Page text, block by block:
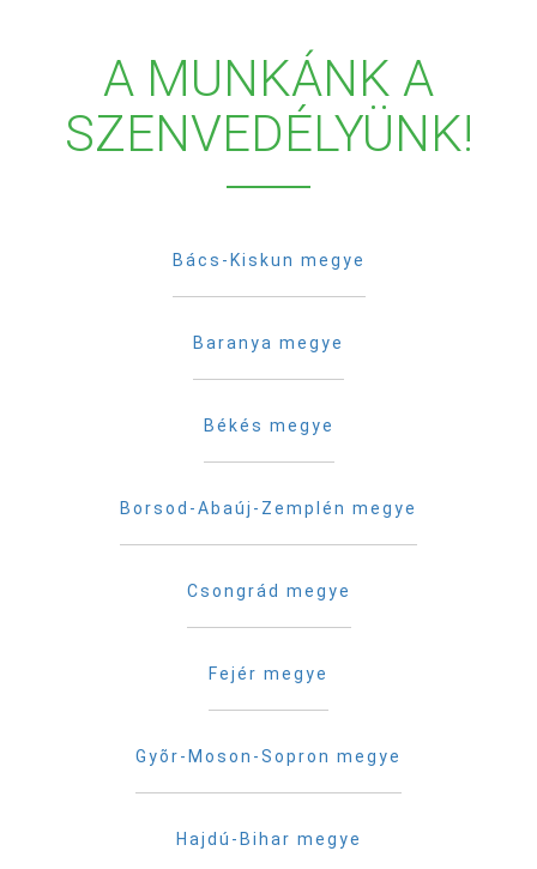
A MUNKÁNK A
SZENVEDÉLYÜNK!
Bács-Kiskun megye
Baranya megye
Békés megye
Borsod-Abaúj-Zemplén megye
Csongrád megye
Fejér megye
Gyõr-Moson-Sopron megye
Hajdú-Bihar megye